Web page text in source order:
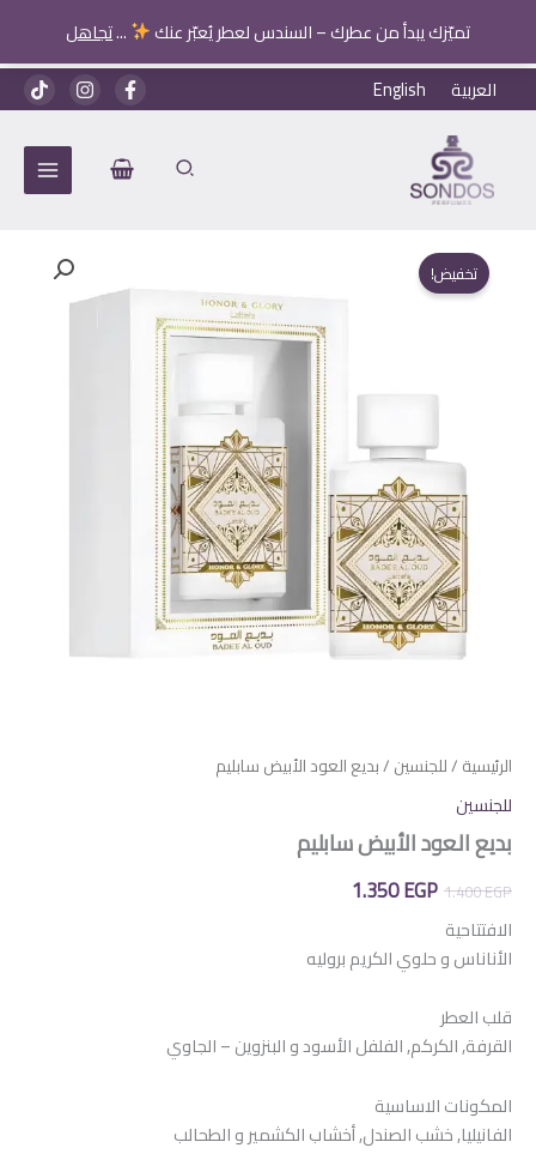
تميّزك يبدأ من عطرك – السندس لعطر يُعبّر عنك ...تجاهل
تخطي
إلى
العربية English
تخفيض!
الرئيسية /للجنسين / بديع العود الأبيض سابليم
للجنسين
بديع العود الأبيض سابليم
1.400EGP
السعر
هو:
1.350EGP
هو:
الافتتاحية
الأناناس و حلوي الكريم بروليه
قلب العطر
القرفة, الكركم, الفلفل الأسود و البنزوين – الجاوي
المكونات الاساسية
الفانيليا, خشب الصندل, أخشاب الكشمير و الطحالب
الأبيض